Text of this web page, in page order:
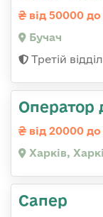
від 50000
Бучач
Третій
Оператор
від 20000
Харків,
Сапер